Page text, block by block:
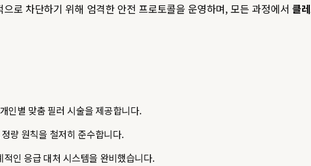
으로 차단하기 위해 엄격한 안전 프로토콜을 운영하며, 모든 과정에서 클
인별 맞춤 필러 시술을 제공합니다.
량 원칙을 철저히 준수합니다.
인 응급 대처 시스템을 완비했습니다.